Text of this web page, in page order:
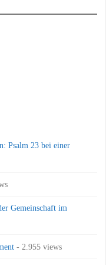
Psalm 23 bei einer
Gemeinschaft im
- 2.955 views